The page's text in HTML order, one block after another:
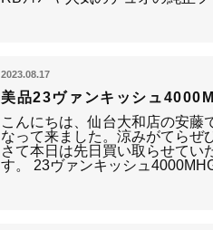
2023.08.17
美品23ヴァンキッシュ
こんにちは、仙台大和店の安藤
なって来ました。涼みがてらぜ
さて本日は先日買い取らせてい
す。 23ヴァンキッシュ